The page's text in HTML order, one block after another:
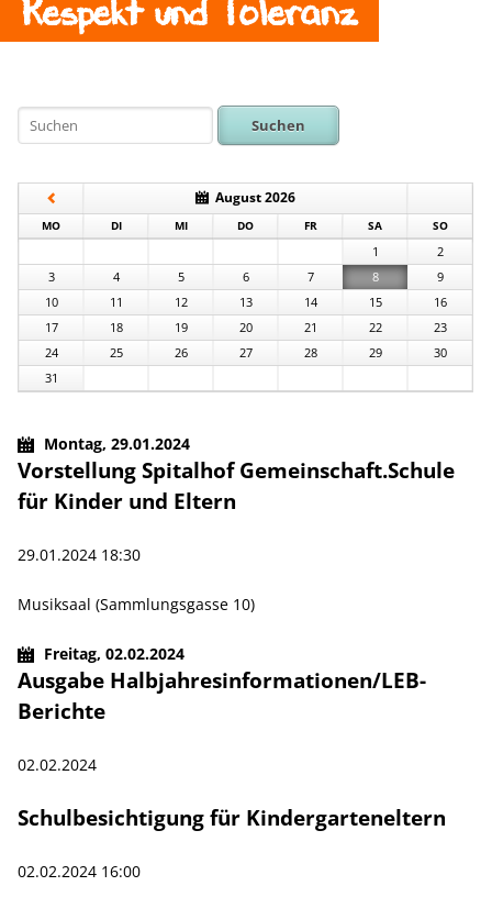
Suchen
August 2026
MONTAG DIENSTAG MITTWOCH DONNERSTAG
FREITAG SA SONNTAG
1
2
3
4 5 6 7 8
9
10
11 12 13 14 15
16
17
18 19 20 21 22
23
24
25 26 27 28 29
30
31
Montag,29.01.2024
Vorstellung Spitalhof Gemeinschaft.Schule
für Kinder und Eltern
29.01.2024 18:30
Musiksaal (Sammlungsgasse 10)
Freitag,02.02.2024
Ausgabe Halbjahresinformationen/LEB-
Berichte
02.02.2024
Schulbesichtigung für Kindergarteneltern
02.02.2024 16:00